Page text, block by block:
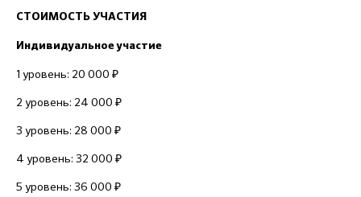
СТОИМОСТЬ УЧАСТИЯ
Индивидуальное участие
1 уровень: 20 000 ₽
2 уровень: 24 000 ₽
3 уровень: 28 000 ₽
4 уровень: 32 000 ₽
5 уровень: 36 000 ₽